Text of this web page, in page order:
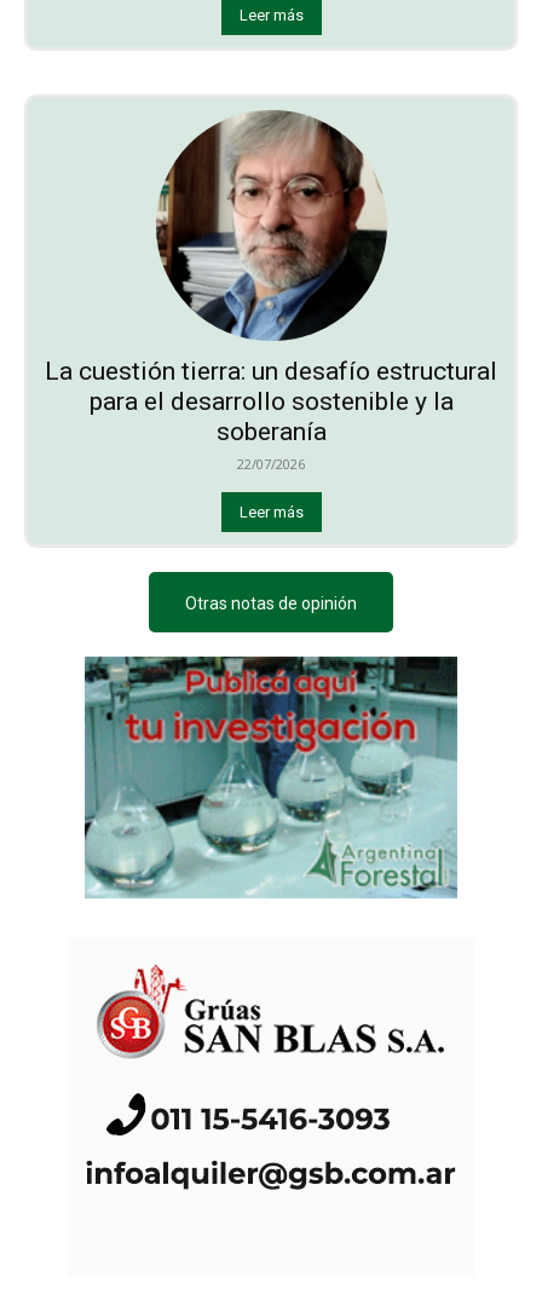
Leer más
La cuestión tierra: un desafío estructural
para el desarrollo sostenible y la
soberanía
22/07/2026
Leer más
Otras notas de opinión